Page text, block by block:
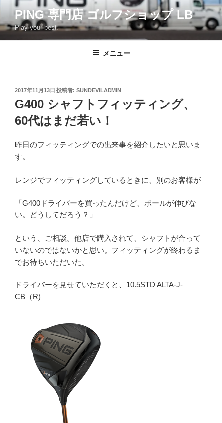
テ
ン
PING 専門店 ゴルフショップ LB
Play your best.
メニュー
投
稿
日:
2017年11月13日 投稿者: SUNDEVILADMIN
G400 シャフトフィッティング、
60代はまだ若い！
昨日のフィッティングでの出来事を紹介したいと思いま
す。
レンジでフィッティングしているときに、別のお客様が
「G400ドライバーを買ったんだけど、ボールが伸びな
い。どうしてだろう？」
という、ご相談。他店で購入されて、シャフトが合って
いないのではないかと思い。フィッティングが終わるま
でお待ちいただいた。
ドライバーを見せていただくと、10.5STD ALTA-J-
CB（R)